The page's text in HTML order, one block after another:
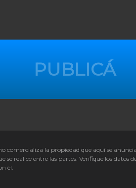
comercializa la propiedad que aquí se
se realice entre las partes. Verifique los datos
él.